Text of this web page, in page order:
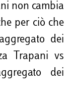
non cambia
per ciò che
dei
Trapani vs
dei